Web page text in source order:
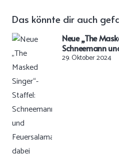
Das könnte dir auch
Neue „The
Schneemann
29. Oktober 2024